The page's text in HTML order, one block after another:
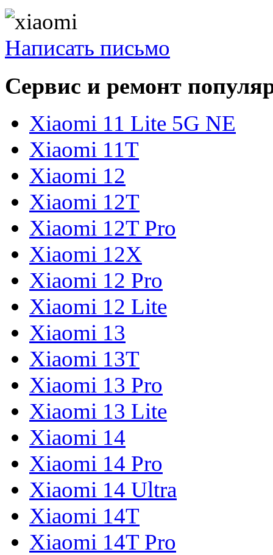
Написать письмо
Сервис и ремонт
Xiaomi 11 Lite 5G NE
Xiaomi 11T
Xiaomi 12
Xiaomi 12T
Xiaomi 12T Pro
Xiaomi 12X
Xiaomi 12 Pro
Xiaomi 12 Lite
Xiaomi 13
Xiaomi 13T
Xiaomi 13 Pro
Xiaomi 13 Lite
Xiaomi 14
Xiaomi 14 Pro
Xiaomi 14 Ultra
Xiaomi 14T
Xiaomi 14T Pro